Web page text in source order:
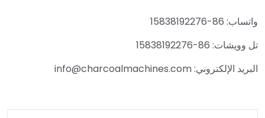
واتساب: 86-15838192276
تل وويشات: 86-15838192276
البريد الإلكتروني: info@charcoalmachines.com